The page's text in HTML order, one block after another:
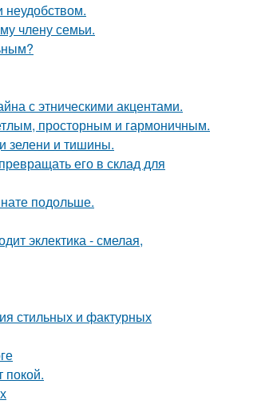
неудобством.
члену семьи.
с этническими акцентами.
просторным и гармоничным.
зелени и тишины.
его в склад для
подольше.
эклектика - смелая,
стильных и фактурных
покой.